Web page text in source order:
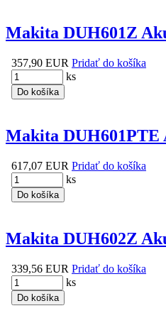
Makita DUH601Z
357,90 EUR Pridať do košíka
ks
Do košíka
Makita DUH601PTE
617,07 EUR Pridať do košíka
ks
Do košíka
Makita DUH602Z
339,56 EUR Pridať do košíka
ks
Do košíka